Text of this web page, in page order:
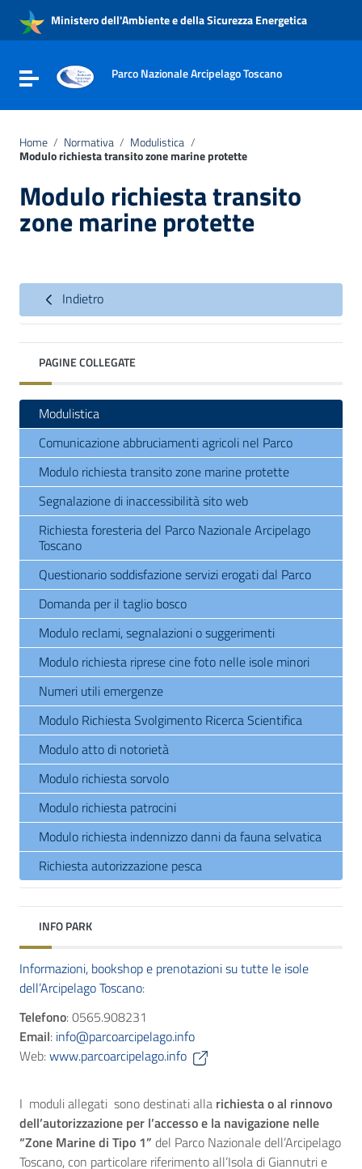
Vai al menu di navigazione
Vai al footer
Ministero dell'Ambiente e della Sicurezza Energetica
Attiva / disattiva la navigazione
Parco Nazionale Arcipelago Toscano
Home / Normativa / Modulistica /
Modulo richiesta transito zone marine protette
Modulo richiesta transito
zone marine protette
Indietro
PAGINE COLLEGATE
Modulistica
Comunicazione abbruciamenti agricoli nel Parco
Modulo richiesta transito zone marine protette
Segnalazione di inaccessibilità sito web
Richiesta foresteria del Parco Nazionale Arcipelago
Toscano
Questionario soddisfazione servizi erogati dal Parco
Domanda per il taglio bosco
Modulo reclami, segnalazioni o suggerimenti
Modulo richiesta riprese cine foto nelle isole minori
Numeri utili emergenze
Modulo Richiesta Svolgimento Ricerca Scientifica
Modulo atto di notorietà
Modulo richiesta sorvolo
Modulo richiesta patrocini
Modulo richiesta indennizzo danni da fauna selvatica
Richiesta autorizzazione pesca
INFO PARK
Informazioni, bookshop e prenotazioni su tutte le isole
dell’Arcipelago Toscano:
Telefono: 0565.908231
Email: info@parcoarcipelago.info
Web:www.parcoarcipelago.info
I moduli allegati sono destinati alla richiesta o al rinnovo
dell’autorizzazione per l’accesso e la navigazione nelle
“Zone Marine di Tipo 1” del Parco Nazionale dell’Arcipelago
Toscano, con particolare riferimento all’Isola di Giannutri e